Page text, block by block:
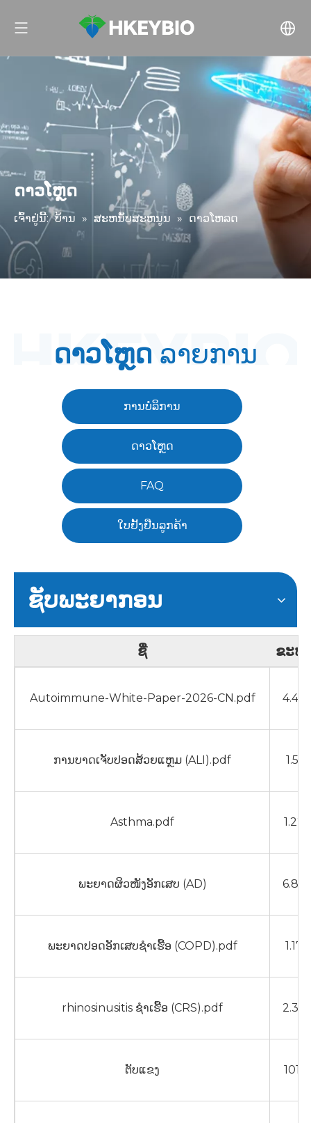
ດາວໂຫຼດ
ເຈົ້າຢູ່ນີ້: ບ້ານ » ສະຫນັບສະຫນູນ » ດາວໂຫລດ
ດາວໂຫຼດ ລາຍການ
ການບໍລິການ
ດາວໂຫຼດ
FAQ
ໃບຢັ້ງຢືນລູກຄ້າ
ຊັບພະຍາກອນ
ຊື່ ຂະຫ
Autoimmune-White-Paper-2026-CN.pdf
ການບາດເຈັບປອດສ້ວຍແຫຼມ (ALI).pdf
Asthma.pdf
ພະຍາດຜິວໜັງອັກເສບ (AD)
ພະຍາດປອດອັກເສບຊໍາເຮື້ອ (COPD).pdf
rhinosinusitis ຊໍາເຮື້ອ (CRS).pdf
ຕັບແຂງ